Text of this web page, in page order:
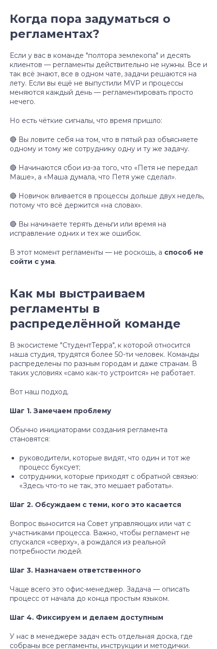
Когда пора задуматься о
регламентах?
Если у вас в команде "полтора землекопа" и десять
клиентов — регламенты действительно не нужны. Все и
так всё знают, все в одном чате, задачи решаются на
лету. Если вы ещё не выпустили MVP и процессы
меняются каждый день — регламентировать просто
нечего.
Но есть чёткие сигналы, что время пришло:
🔴 Вы ловите себя на том, что в пятый раз объясняете
одному и тому же сотруднику одну и ту же задачу.
🔴 Начинаются сбои из-за того, что «Петя не передал
Маше», а «Маша думала, что Петя уже сделал».
🔴 Новичок вливается в процессы дольше двух недель,
потому что всё держится «на словах».
🔴 Вы начинаете терять деньги или время на
исправление одних и тех же ошибок.
В этот момент регламенты — не роскошь, а способ не
сойти с ума.
Как мы выстраиваем
регламенты в
распределённой команде
В экосистеме "СтудентТерра", к которой относится
наша студия, трудятся более 50-ти человек. Команды
распределены по разным городам и даже странам. В
таких условиях «само как-то устроится» не работает.
Вот наш подход.
Шаг 1. Замечаем проблему
Обычно инициаторами создания регламента
становятся:
руководители, которые видят, что один и тот же
процесс буксует;
сотрудники, которые приходят с обратной связью:
«Здесь что-то не так, это мешает работать».
Шаг 2. Обсуждаем с теми, кого это касается
Вопрос выносится на Совет управляющих или чат с
участниками процесса. Важно, чтобы регламент не
спускался «сверху», а рождался из реальной
потребности людей.
Шаг 3. Назначаем ответственного
Чаще всего это офис-менеджер. Задача — описать
процесс от начала до конца простым языком.
Шаг 4. Фиксируем и делаем доступным
У нас в менеджере задач есть отдельная доска, где
собраны все регламенты, инструкции и методички.